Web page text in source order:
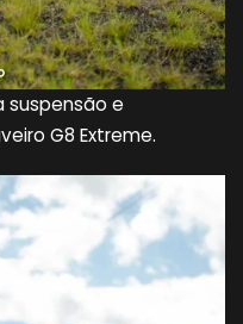
suspensão e
G8 Extreme.